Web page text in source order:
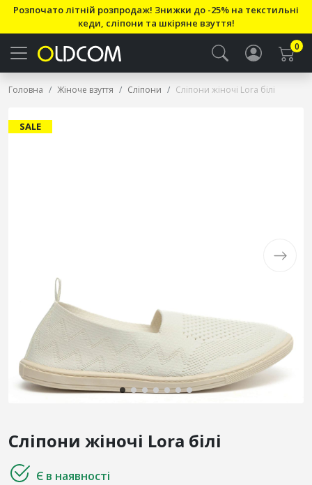
Розпочато літній розпродаж! Знижки до -25% на текстильні
кеди, сліпони та шкіряне взуття!
0
Головна Жіноче взуття Сліпони Сліпони жіночі Lora білі
SALE
Сліпони жіночі Lora білі
Є в наявності